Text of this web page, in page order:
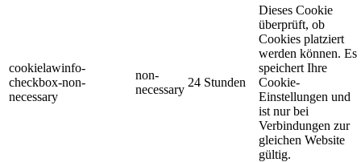
cookielawinfo-
checkbox-non-
necessary
non-
necessary
24 Stunden
Dieses Cookie
überprüft, ob
Cookies platziert
werden können. Es
speichert Ihre
Cookie-
Einstellungen und
ist nur bei
Verbindungen zur
gleichen Website
gültig.